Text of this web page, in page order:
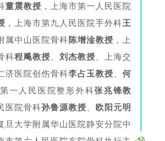
董震教授 ，上海市第一人民医院
，上海市第九人民医院手外科王
属中山医院骨科陈增淦教授 ，上
科程飚教授 、刘杰教授 、上海交
济医院创伤骨科李占玉教授 、何
第一人民医院整形外科张兆锋教
医院骨科孙鲁源教授
欧阳元明
旦大学附属华山医院静安分院中